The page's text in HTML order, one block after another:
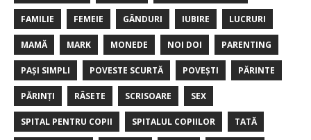
FAMILIE FEMEIE GÂNDURI IUBIRE LUCRURI
MAMĂ MARK MONEDE NOI DOI PARENTING
PAȘI SIMPLI POVESTE SCURTĂ POVEȘTI PĂRINTE
PĂRINȚI RÂSETE SCRISOARE SEX
SPITAL PENTRU COPII SPITALUL COPIILOR TATĂ